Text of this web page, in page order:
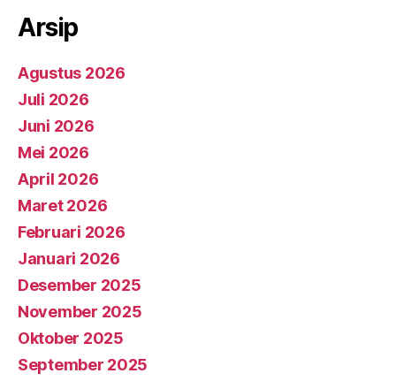
Arsip
Agustus 2026
Juli 2026
Juni 2026
Mei 2026
April 2026
Maret 2026
Februari 2026
Januari 2026
Desember 2025
November 2025
Oktober 2025
September 2025